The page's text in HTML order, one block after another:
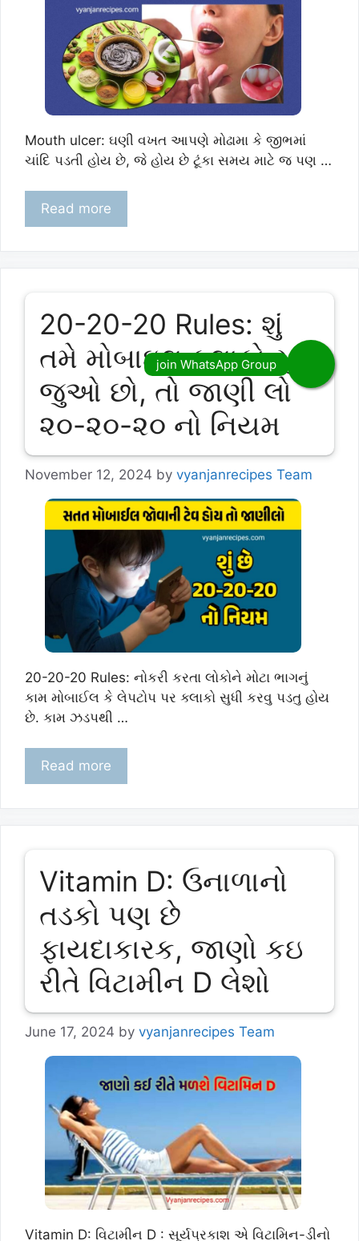
Mouth ulcer: ઘણી વખત આપણે મોઢામા કે જીભમાં
ચાંદિ પડતી હોય છે, જે હોય છે ટૂંકા સમય માટે જ પણ …
Read more
20-20-20 Rules: શું
તમે મોબાઇલ કલાકો સુધી
જુઓ છો, તો જાણી લો
૨૦-૨૦-૨૦ નો નિયમ
November 12, 2024 by vyanjanrecipes Team
20-20-20 Rules: નોકરી કરતા લોકોને મોટા ભાગનું
કામ મોબાઈલ કે લેપટોપ પર ક્લાકો સુધી કરવુ પડતુ હોય
છે. કામ ઝડપથી …
Read more
Vitamin D: ઉનાળાનો
તડકો પણ છે
ફાયદાકારક, જાણો કઇ
રીતે વિટામીન D લેશો
June 17, 2024 by vyanjanrecipes Team
Vitamin D: વિટામીન D : સૂર્યપ્રકાશ એ વિટામિન-ડીનો